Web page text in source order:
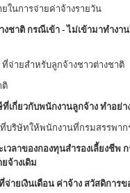
ในการจ่ายค่าจ้างรายวัน
งชาติ กรณีเข้า - ไม่เข้ามาทำง
จ่ายสำหรับลูกจ้างชาวต่างชาติ
ติ
เกี่ยวกับพนักงานลูกจ้าง ทำอย่
ที่บริษัทให้พนักงานที่กรมสรรพา
วลาของกองทุนสำรองเลี้ยงชีพ
จ้างเดิม
ยเงินเดือน ค่าจ้าง สวัสดิการ